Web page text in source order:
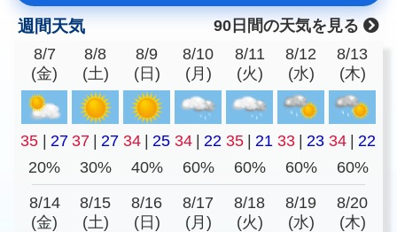
週間天気
90日間の天気を見る
8/7
(金)
8/8
(土)
8/9
(日)
8/10
(月)
8/11
(火)
8/12
(水)
8/13
(木)
35 | 27 37 | 27 34 | 25 34 | 22 35 | 21 33 | 23 34 | 22
20%
30% 40% 60% 60% 60% 60%
8/14
(金)
8/15
(土)
8/16
(日)
8/17
(月)
8/18
(火)
8/19
(水)
8/20
(木)